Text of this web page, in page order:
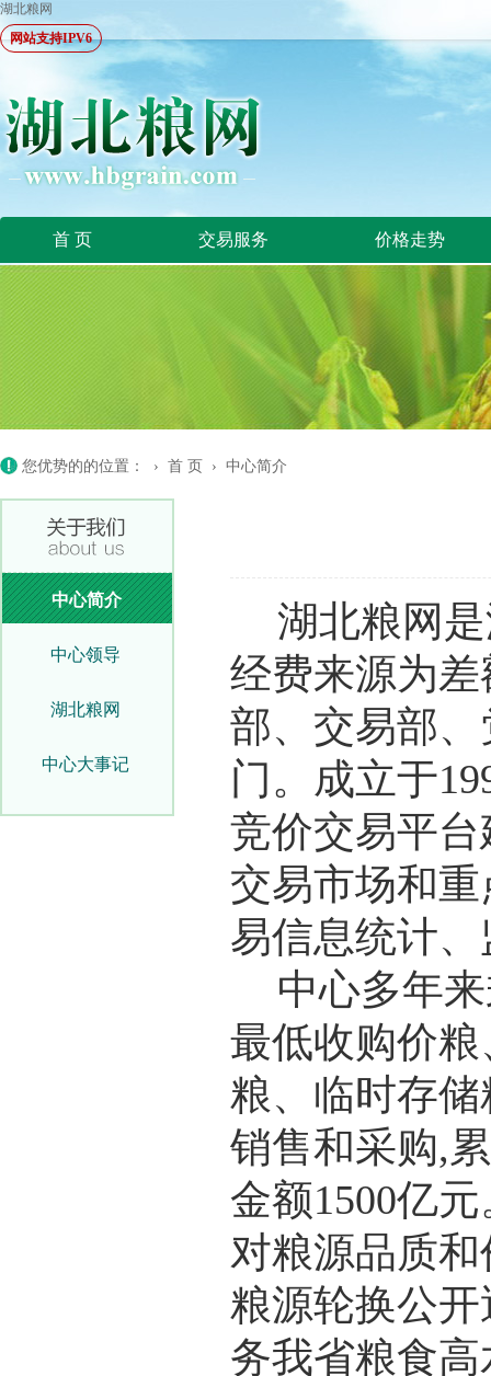
湖北粮网
网站支持IPV6
首 页 交易服务 价格走势
您优势的的位置： › 首 页 › 中心简介
中心简介
中心领导
湖北粮网
中心大事记
湖北粮网
经费来源为
部、交易部
门。成立于
竞价交易平
交易市场和
易信息统计
中心多年
最低收购价
粮、临时存
销售和采购,
金额1500亿
对粮源品质
粮源轮换公
务我省粮食